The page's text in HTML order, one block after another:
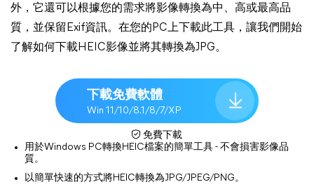
外，它還可以根據您的需求將影像轉換為中、高或最高品
質，並保留Exif資訊。在您的PC上下載此工具，讓我們開始
了解如何下載HEIC影像並將其轉換為JPG。
下載免費軟體
Win 11/10/8.1/8/7/XP
免費下載
用於Windows PC轉換HEIC檔案的簡單工具 - 不會損害影像品
質。
以簡單快速的方式將HEIC轉換為JPG/JPEG/PNG。